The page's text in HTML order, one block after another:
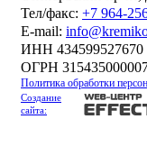
Тел/факс: +7 964-
Е-mail:
ИНН 434599527670
ОГРН
Политика обработки
Создание
сайта: